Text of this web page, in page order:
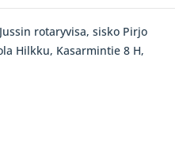
rotaryvisa, sisko Pirjo
Hilkku, Kasarmintie 8 H,